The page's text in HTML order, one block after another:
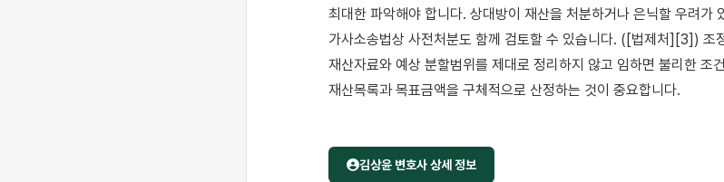
최대한 파악해야 합니다. 상대방이 재산을 처분하거나 은닉할 우려가
가사소송법상 사전처분도 함께 검토할 수 있습니다. ([법제처][3]) 조
재산자료와 예상 분할범위를 제대로 정리하지 않고 임하면 불리한 조
재산목록과 목표금액을 구체적으로 산정하는 것이 중요합니다.
김상윤 변호사 상세 정보